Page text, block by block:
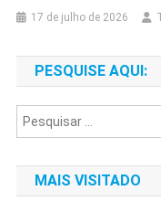
17 de julho de 2026
PESQUISE AQUI:
MAIS VISITADO